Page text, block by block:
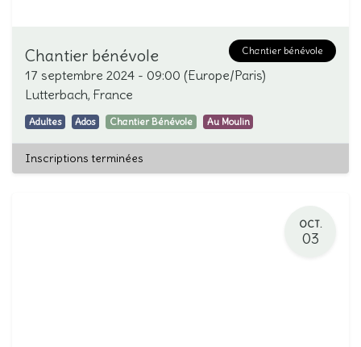
Chantier bénévole
Chantier bénévole
17 septembre 2024 - 09:00 (Europe/Paris)
Lutterbach, France
Adultes Ados Chantier Bénévole Au Moulin
Inscriptions terminées
OCT.
03